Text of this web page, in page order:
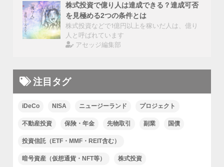
株式投資で億り人は達成できる？達成可否
を見極める2つの条件とは
株式投資などで1億円以上を稼いだ人は、億り
人と呼ばれています
アセッジ編集部
注目タグ
iDeCo NISA ニュージーランド プロジェクト
不動産投資 保険・年金 先物取引 副業 国債
投資信託（ETF・MMF・REIT含む）
暗号資産（仮想通貨・NFT等） 株式投資